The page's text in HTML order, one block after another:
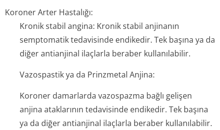
Koroner Arter Hastalığı:
Kronik stabil angina: Kronik stabil anjinanın
semptomatik tedavisinde endikedir. Tek başına ya da
diğer antianjinal ilaçlarla beraber kullanılabilir.
Vazospastik ya da Prinzmetal Anjina:
Koroner damarlarda vazospazma bağlı gelişen
anjina ataklarının tedavisinde endikedir. Tek başına
ya da diğer antianjinal ilaçlarla beraber kullanılabilir.